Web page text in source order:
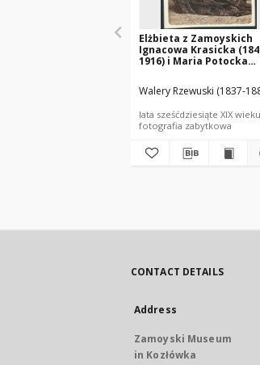
Elżbieta z Zamoyskich
Ignacowa Krasicka
1916) i Maria Potocka
Walery Rzewuski (1837-
lata sześćdziesiąte XIX wieku
fotografia zabytkowa
CONTACT DETAILS
Address
Zamoyski Museum
in Kozłówka